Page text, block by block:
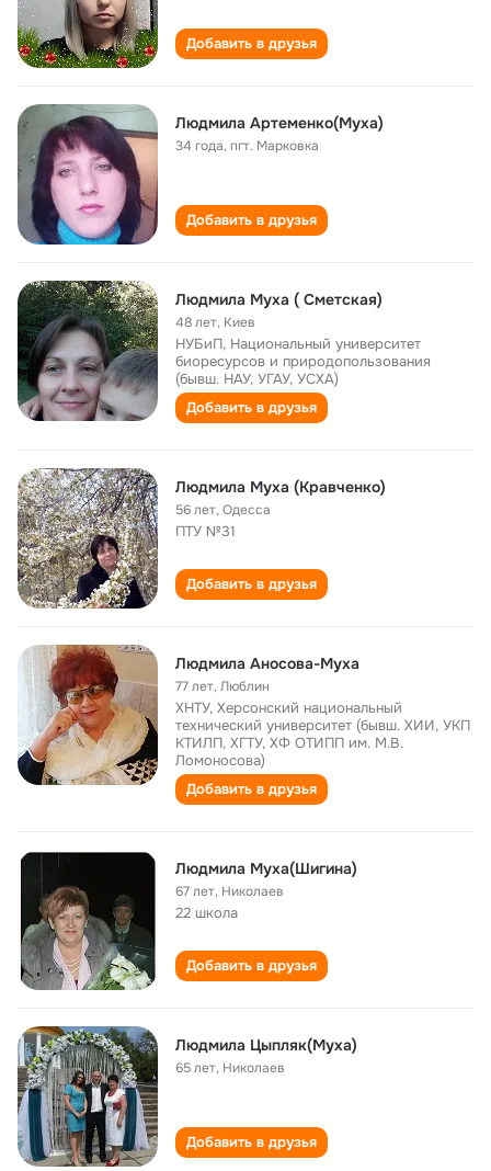
Добавить в друзья
Людмила Артеменко(Муха)
34 года,пгт. Марковка
Добавить в друзья
Людмила Муха ( Сметская)
48 лет, Киев
НУБиП, Национальный университет
биоресурсов и природопользования
(бывш. НАУ, УГАУ, УСХА)
Добавить в друзья
Людмила Муха (Кравченко)
56 лет,Одесса
ПТУ №31
Добавить в друзья
Людмила Аносова-Муха
77 лет,Люблин
ХНТУ, Херсонский национальный
технический университет (бывш. ХИИ, УКП
КТИЛП, ХГТУ, ХФ ОТИПП им. М.В.
Ломоносова)
Добавить в друзья
Людмила Муха(Шигина)
67 лет, Николаев
22 школа
Добавить в друзья
Людмила Цыпляк(Муха)
65 лет, Николаев
Добавить в друзья